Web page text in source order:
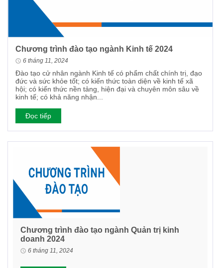
Chương trình đào tạo ngành Kinh tế 2024
6 tháng 11, 2024
Đào tạo cử nhân ngành Kinh tế có phẩm chất chính trị, đạo
đức và sức khỏe tốt; có kiến thức toàn diện về kinh tế xã
hội; có kiến thức nền tảng, hiện đại và chuyên môn sâu về
kinh tế; có khả năng nhận...
Đọc tiếp
Chương trình đào tạo ngành Quản trị kinh
doanh 2024
6 tháng 11, 2024